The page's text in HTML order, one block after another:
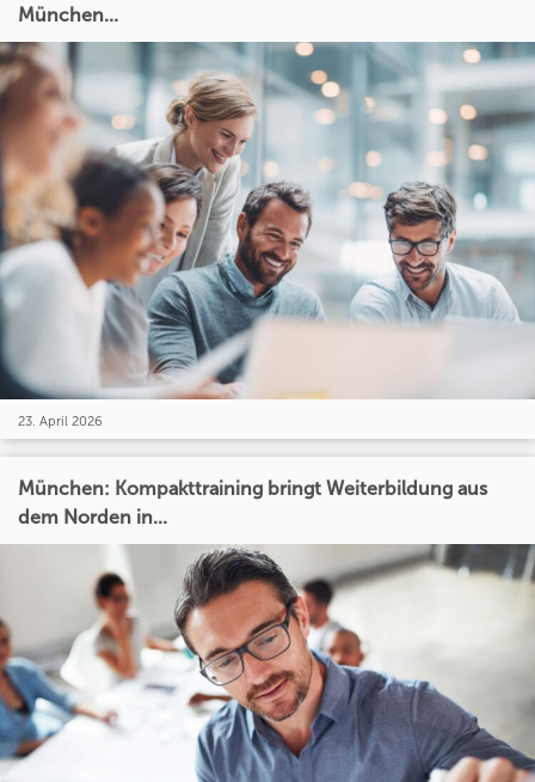
München...
23. April 2026
München: Kompakttraining bringt Weiterbildung aus
dem Norden in...